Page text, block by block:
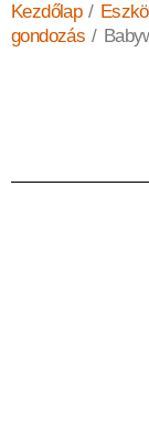
Kezdőlap/
gondozás /